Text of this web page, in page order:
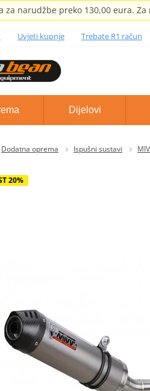
za narudžbe preko 130,00 eura.
Uvjeti kupnje Trebate R1 račun
Dijelovi
Dodatna oprema Ispušni sustavi
20%